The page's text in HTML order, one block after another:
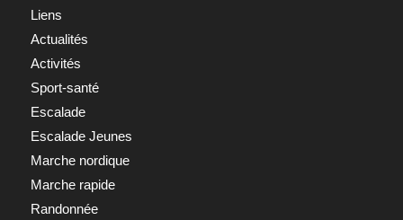
Liens
Actualités
Activités
Sport-santé
Escalade
Escalade Jeunes
Marche nordique
Marche rapide
Randonnée